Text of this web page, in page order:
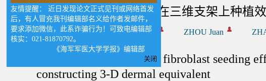
一种可提高成纤维细胞在三维支架上种植
作者: 周娟 张其清 ZHOU Juan
A simple way to improve fibroblast seeding
constructing 3-D dermal equivalent
友情提醒： 近日发现论文正式见刊或网络首发
后，有人冒充我刊编辑部名义给作者发邮件，
要求添加微信，此系诈骗行为！可致电编辑部
核实：021-81870792。
《海军军医大学学报》编辑部
关闭